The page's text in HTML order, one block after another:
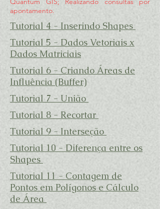
apontamento.
Tutorial 4 - Inserindo Shapes
Tutorial 5 - Dados Vetoriais x
Dados Matriciais
Tutorial 6 - Criando Áreas de
Influência (Buffer)
Tutorial 7 - União
Tutorial 8 - Recortar
Tutorial 9 - Interseção
Tutorial 10 - Diferença entre os
Shapes
Tutorial 11 - Contagem de
Pontos em Polígonos e Cálculo
de Área